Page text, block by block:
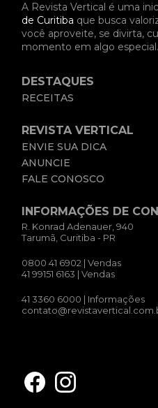
A Revista Vertical é uma
de Curitiba que busca
você aproveite, se divirta,
momento em algo especial.
DESTAQUES
RECEITAS
REVISTA VERTICAL
ENVIE SUA DICA
ANUNCIE
FALE CONOSCO
INFORMAÇÕES DE
R. Konrad Adenauer, 940
Tarumã, Curitiba - PR
0800 41 6902 | Vendas
41 99151 6163 | Vendas
41 3360 6000 | Informações